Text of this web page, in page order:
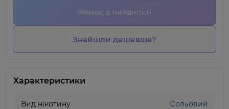
Немає в наявності
Знайшли дешевше?
Характеристики
Вид нікотину Сольовий